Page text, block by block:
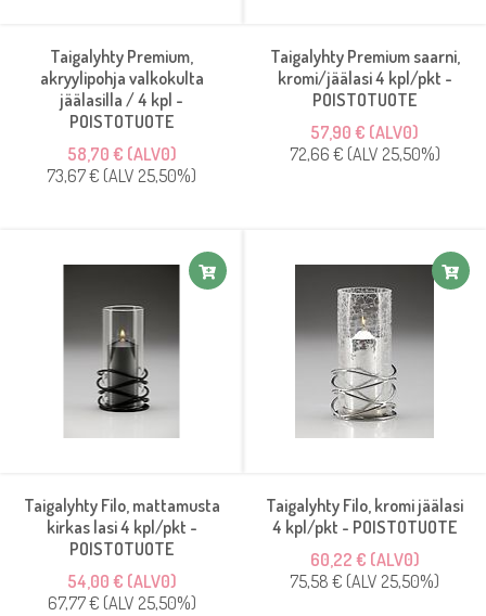
Taigalyhty Premium,
akryylipohja valkokulta
jäälasilla / 4 kpl -
POISTOTUOTE
58,70 € (ALV0)
73,67 € (ALV 25,50%)
Taigalyhty Premium saarni,
kromi/jäälasi 4 kpl/pkt -
POISTOTUOTE
57,90 € (ALV0)
72,66 € (ALV 25,50%)
Taigalyhty Filo, mattamusta
kirkas lasi 4 kpl/pkt -
POISTOTUOTE
54,00 € (ALV0)
67,77 € (ALV 25,50%)
Taigalyhty Filo, kromi jäälasi
4 kpl/pkt - POISTOTUOTE
60,22 € (ALV0)
75,58 € (ALV 25,50%)